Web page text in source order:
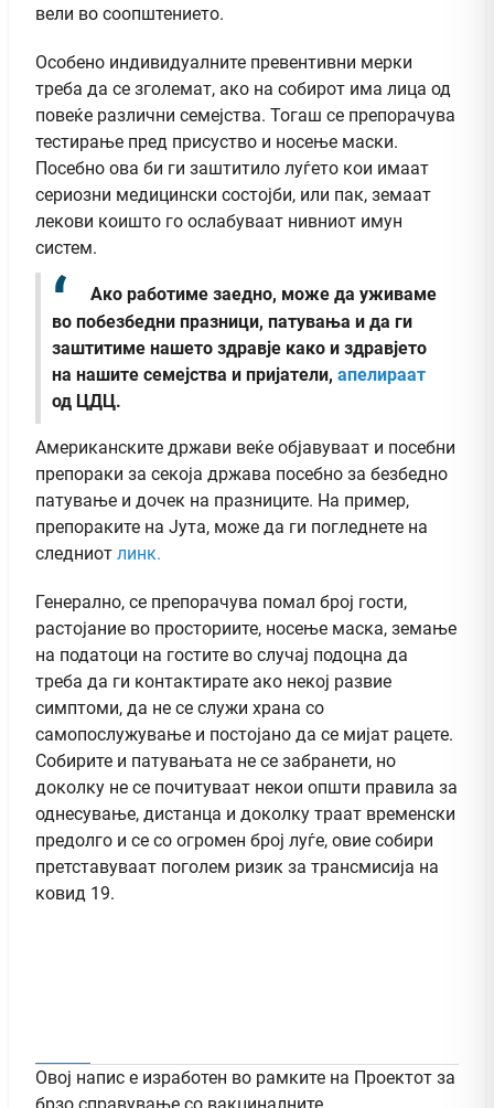
вели во соопштението.
Особено индивидуалните превентивни мерки
треба да се зголемат, ако на собирот има лица од
повеќе различни семејства. Тогаш се препорачува
тестирање пред присуство и носење маски.
Посебно ова би ги заштитило луѓето кои имаат
сериозни медицински состојби, или пак, земаат
лекови коишто го ослабуваат нивниот имун
систем.
Ако работиме заедно, може да уживаме
во побезбедни празници, патувања и да ги
заштитиме нашето здравје како и здравјето
на нашите семејства и пријатели, апелираат
од ЦДЦ.
Американските држави веќе објавуваат и посебни
препораки за секоја држава посебно за безбедно
патување и дочек на празниците. На пример,
препораките на Јута, може да ги погледнете на
следниот линк.
Генерално, се препорачува помал број гости,
растојание во просториите, носење маска, земање
на податоци на гостите во случај подоцна да
треба да ги контактирате ако некој развие
симптоми, да не се служи храна со
самопослужување и постојано да се мијат рацете.
Собирите и патувањата не се забранети, но
доколку не се почитуваат некои општи правила за
однесување, дистанца и доколку траат временски
предолго и се со огромен број луѓе, овие собири
претставуваат поголем ризик за трансмисија на
ковид 19.
Овој напис е изработен во рамките на Проектот за
брзо справување со вакциналните